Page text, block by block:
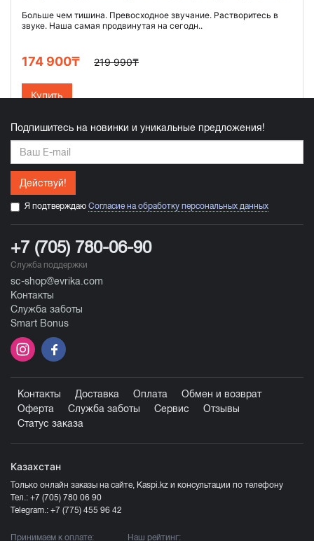
Больше чем тишина. Превосходное звучание. Растворитесь в
звуке. Наша самая продвинутая на сегодн..
174 900₸ 219 990₸
Купить
Подпишитесь на новинки и уникальные предложения!
Действуй!
Я подтверждаю Согласие на обработку персональных данных
+7 (705) 780-06-90
Служба поддержки
sc-shop@evrika.com
Контакты
Служба заботы
Smart Bonus
Контакты Доставка Оплата
Обмен и возврат
Оферта
Служба заботы Сервис
Отзывы
Статус заказа
Казахстан
Только онлайн заказы на сайте, Kaspi.kz и консультации по телефону
Тел.: +7 (705) 780 06 90
Telegram.: +7 (775) 455 96 42
Принимаем к оплате: Наш рейтинг: